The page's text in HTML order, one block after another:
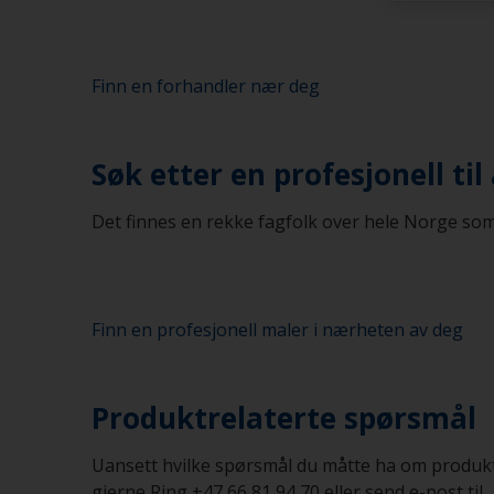
Finn en forhandler nær deg
Søk etter en profesjonell til
Det finnes en rekke fagfolk over hele Norge
Finn en profesjonell maler i nærheten av deg
Produktrelaterte spørsmål
Uansett hvilke spørsmål du måtte ha om